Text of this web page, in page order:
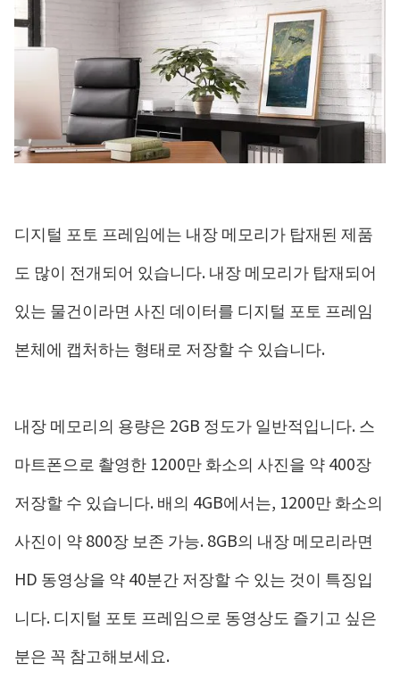
디지털 포토 프레임에는 내장 메모리가 탑재된 제품
도 많이 전개되어 있습니다. 내장 메모리가 탑재되어
있는 물건이라면 사진 데이터를 디지털 포토 프레임
본체에 캡처하는 형태로 저장할 수 있습니다.
내장 메모리의 용량은 2GB 정도가 일반적입니다. 스
마트폰으로 촬영한 1200만 화소의 사진을 약 400장
저장할 수 있습니다. 배의 4GB에서는, 1200만 화소의
사진이 약 800장 보존 가능. 8GB의 내장 메모리라면
HD 동영상을 약 40분간 저장할 수 있는 것이 특징입
니다. 디지털 포토 프레임으로 동영상도 즐기고 싶은
분은 꼭 참고해보세요.